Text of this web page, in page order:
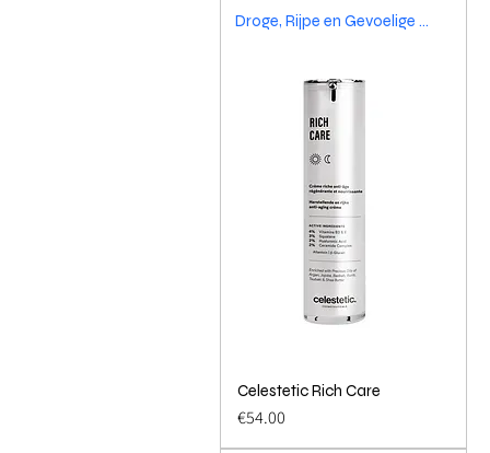
Quick View
Droge, Rijpe en Gevoelige huid
Celestetic Rich Care
Price
€54.00